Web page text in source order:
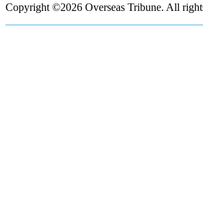
Copyright ©2026 Overseas Tribune. All